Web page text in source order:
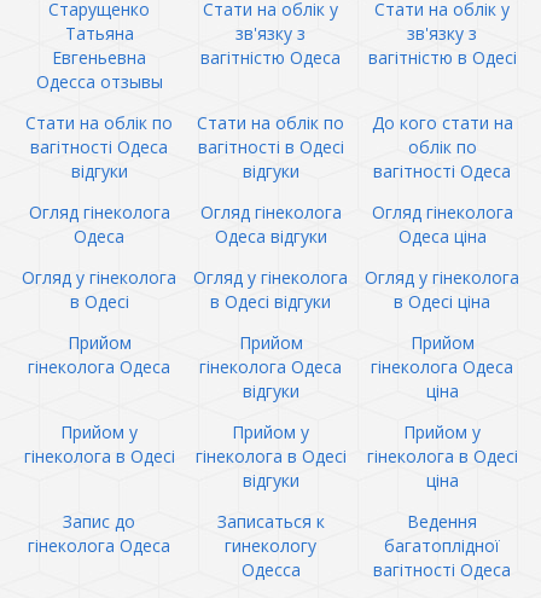
Старущенко
Татьяна
Евгеньевна
Одесса отзывы
Стати на облік у
зв'язку з
вагітністю Одеса
Стати на облік у
зв'язку з
вагітністю в Одесі
Стати на облік по
вагітності Одеса
відгуки
Стати на облік по
вагітності в Одесі
відгуки
До кого стати на
облік по
вагітності Одеса
Огляд гінеколога
Одеса
Огляд гінеколога
Одеса відгуки
Огляд гінеколога
Одеса ціна
Огляд у гінеколога
в Одесі
Огляд у гінеколога
в Одесі відгуки
Огляд у гінеколога
в Одесі ціна
Прийом
гінеколога Одеса
Прийом
гінеколога Одеса
відгуки
Прийом
гінеколога Одеса
ціна
Прийом у
гінеколога в Одесі
Прийом у
гінеколога в Одесі
відгуки
Прийом у
гінеколога в Одесі
ціна
Запис до
гінеколога Одеса
Записаться к
гинекологу
Одесса
Ведення
багатоплідної
вагітності Одеса